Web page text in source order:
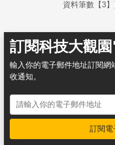
資料筆數【3】
訂閱科技大觀
輸入你的電子郵件地址訂閱網
收通知。
電子郵件地址
訂閱電